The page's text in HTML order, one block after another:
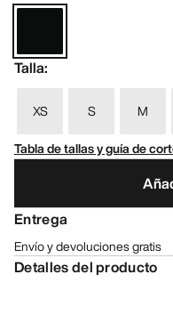
Talla:
XS S M
Tabla de tallas y guía de
Entrega
Envío y devoluciones gratis
Detalles del producto